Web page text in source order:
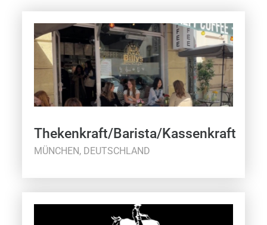
Thekenkraft/Barista/Kassenkraft
MÜNCHEN, DEUTSCHLAND